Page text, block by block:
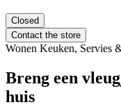
Closed
Contact the store
Wonen Keuken, Servies
Breng een
huis